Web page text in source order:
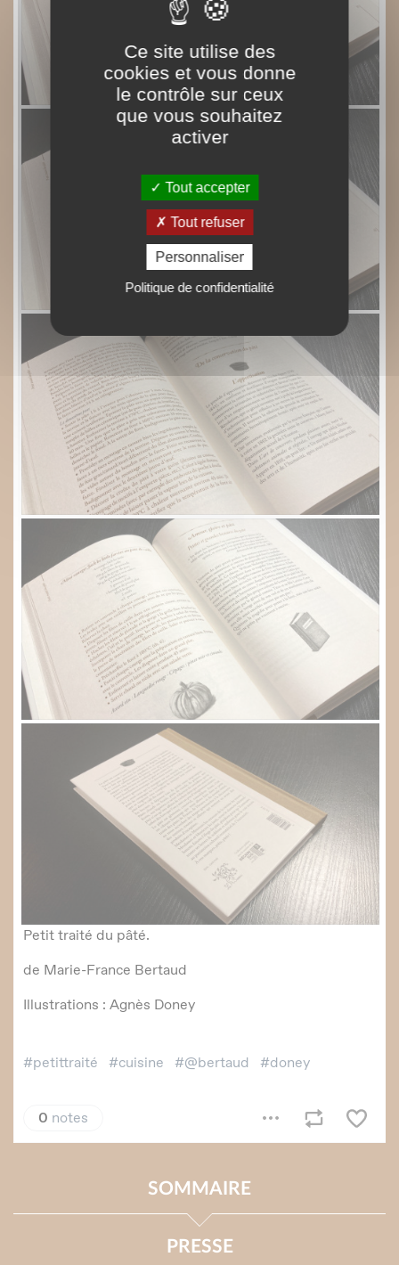
SOMMAIRE
PRESSE
Ce site utilise des
cookies et vous donne
le contrôle sur ceux
que vous souhaitez
activer
Tout accepter
Tout refuser
Personnaliser
Politique de confidentialité